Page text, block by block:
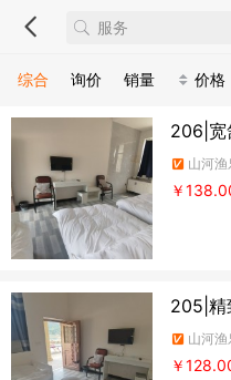
综合 询价 销量 价格
206|宽
山河渔
￥
205|精
山河渔
￥